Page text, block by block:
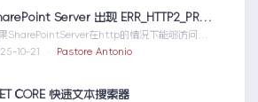
SharePoint Server 出现 ERR_HTTP2_PROTOCOL_ERROR
SharePointServer在http的情况下能够访问，
在https下不能访问报错如...SharePointServer
10-21 · Pastore Antonio
CORE 快速文本搜索器